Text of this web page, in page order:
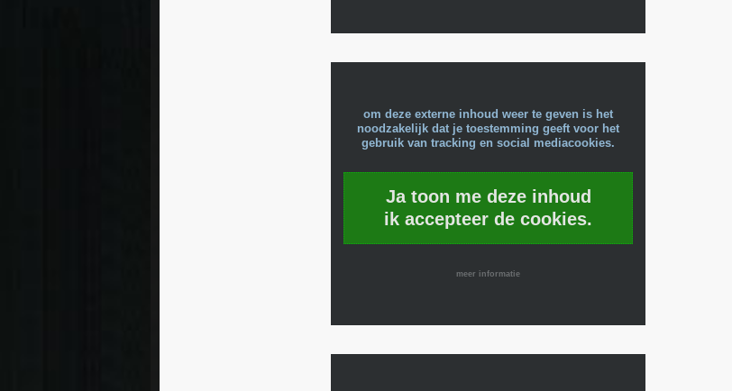
om deze externe inhoud weer te geven is het
noodzakelijk dat je toestemming geeft voor het
gebruik van tracking en social mediacookies.
Ja toon me deze inhoud
ik accepteer de cookies.
meer informatie